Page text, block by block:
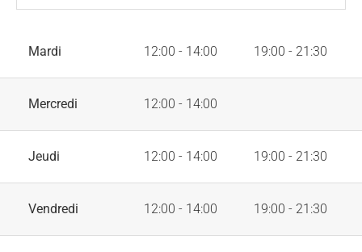
Mardi 12:00 - 14:00 19:00 - 21:30
Mercredi 12:00 - 14:00
Jeudi 12:00 - 14:00 19:00 - 21:30
Vendredi 12:00 - 14:00 19:00 - 21:30